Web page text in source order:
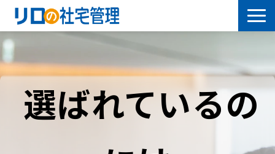
借上社宅プラン
導入事例
選ばれているの